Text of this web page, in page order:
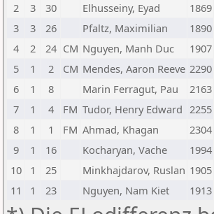
2
3 30 Elhusseiny, Eyad 1869
3
3 26 Pfaltz, Maximilian 1890
4
2 24 CM Nguyen, Manh Duc 1907
5
1 2 CM Mendes, Aaron Reeve 2290
6
1 8 Marin Ferragut, Pau 2163
7
1 4 FM Tudor, Henry Edward 2255
8
1 1 FM Ahmad, Khagan 2304
9
1 16 Kocharyan, Vache 1994
10
1 25 Minkhajdarov, Ruslan 1905
11
1 23 Nguyen, Nam Kiet 1913